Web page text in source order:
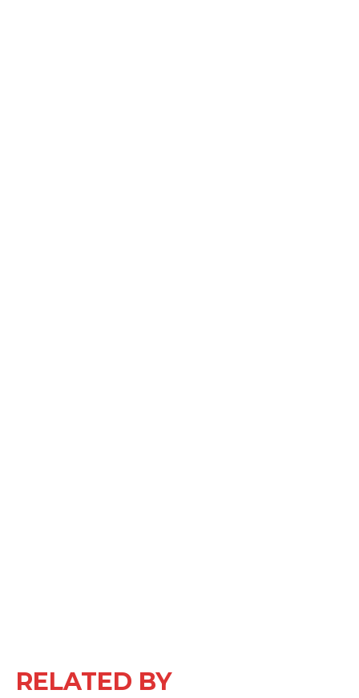
RELATED BY